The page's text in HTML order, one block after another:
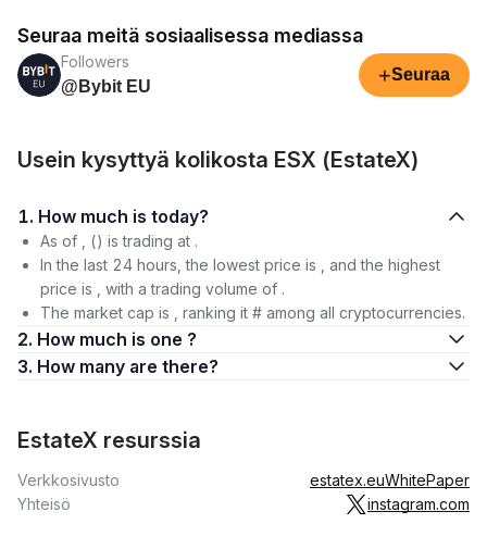
Seuraa meitä sosiaalisessa mediassa
Followers
@Bybit EU
+Seuraa
Usein kysyttyä kolikosta ESX (EstateX)
1. How much is today?
As of , () is trading at .
In the last 24 hours, the lowest price is , and the highest
price is , with a trading volume of .
The market cap is , ranking it # among all cryptocurrencies.
2. How much is one ?
3. How many are there?
EstateX resurssia
Verkkosivusto estatex.euWhitePaper
Yhteisö
instagram.com